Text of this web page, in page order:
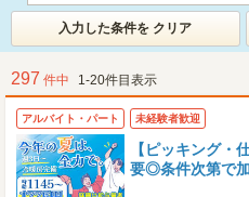
入力した条件を クリア
297 件中 1-20件目表示
アルバイト・パート 未経験者歓迎
【ピッキング・
要◎条件次第で